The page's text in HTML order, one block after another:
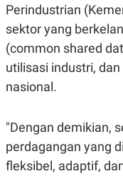
Perindustrian
sektor yang
(common shared
utilisasi industri,
nasional.
"Dengan demikian,
perdagangan yang
fleksibel, adaptif,